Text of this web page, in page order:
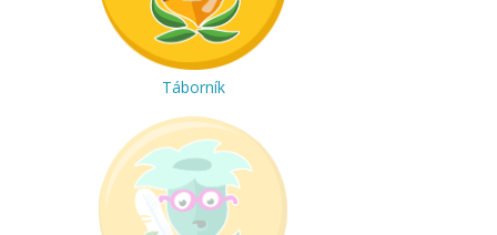
Táborník